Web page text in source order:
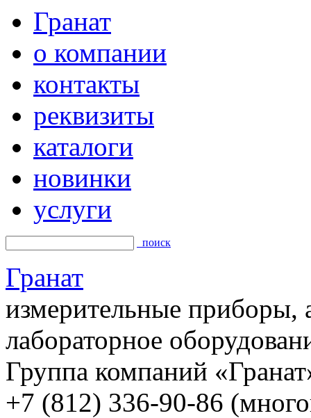
Гранат
о компании
контакты
реквизиты
каталоги
новинки
услуги
поиск
Гранат
измерительные приборы,
лабораторное
Группа компаний
+7 (812) 336-90-86